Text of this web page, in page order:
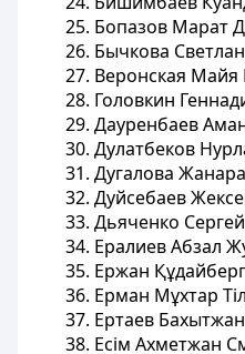
25. Бопазов Марат
26. Бычкова
27. Веронская
28. Головкин
29. Дауренбаев
30. Дулатбеков
31. Дугалова
32. Дуйсебаев
33. Дьяченко
34. Ералиев Абзал
35. Ержан
36. Ерман Мұхтар
37. Ертаев Бахытжан
38. Есім Ахметжан